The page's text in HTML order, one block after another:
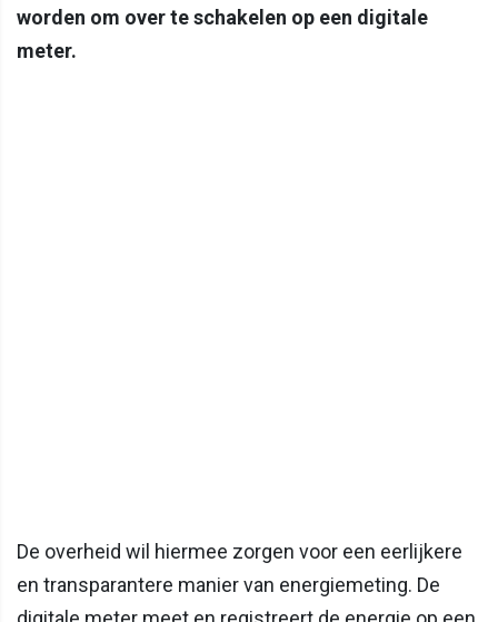
worden om over te schakelen op een digitale
meter.
De overheid wil hiermee zorgen voor een eerlijkere
en transparantere manier van energiemeting. De